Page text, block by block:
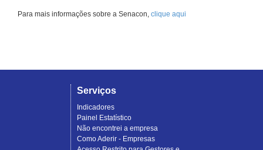
Para mais informações sobre a Senacon, clique aqui
Serviços
Indicadores
Painel Estatístico
Não encontrei a empresa
Como Aderir - Empresas